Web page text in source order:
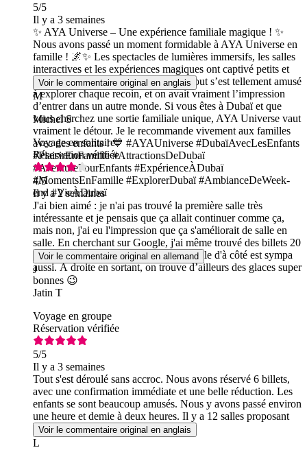
5/5
Il y a 3 semaines
✨ AYA Universe – Une expérience familiale magique ! ✨
Nous avons passé un moment formidable à AYA Universe en
famille ! 🌌✨ Les spectacles de lumières immersifs, les salles
interactives et les expériences magiques ont captivé petits et
grands du début à la fin. Notre petit bout s’est tellement amusé
à explorer chaque recoin, et on avait vraiment l’impression
d’entrer dans un autre monde. Si vous êtes à Dubaï et que
vous cherchez une sortie familiale unique, AYA Universe vaut
vraiment le détour. Je le recommande vivement aux familles
avec des enfants ! 💙 #AYAUniverse #DubaïAvecLesEnfants
#PlaisirEnFamille #AttractionsDeDubaï
#AventurePourEnfants #ExpérienceÀDubaï
#MomentsEnFamille #ExplorerDubaï #AmbianceDeWeek-
end #VieÀDubaï
Voir le commentaire original en anglais
M
Michel S
Voyage en solitaire
Réservation vérifiée
4/5
Il y a 2 semaines
J'ai bien aimé : je n'ai pas trouvé la première salle très
intéressante et je pensais que ça allait continuer comme ça,
mais non, j'ai eu l'impression que ça s'améliorait de salle en
salle. En cherchant sur Google, j'ai même trouvé des billets 20
% moins chers. Ça valait le coup. Et celle d'à côté est sympa
aussi. À droite en sortant, on trouve d’ailleurs des glaces super
bonnes 😉
Voir le commentaire original en allemand
J
Jatin T
Voyage en groupe
Réservation vérifiée
5/5
Il y a 3 semaines
Tout s'est déroulé sans accroc. Nous avons réservé 6 billets,
avec une confirmation immédiate et une belle réduction. Les
enfants se sont beaucoup amusés. Nous y avons passé environ
une heure et demie à deux heures. Il y a 12 salles proposant
différentes activités pour les enfants.
Voir le commentaire original en anglais
L